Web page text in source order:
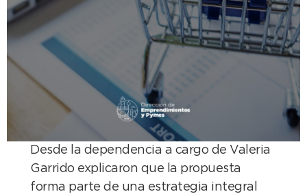
Desde la dependencia a cargo de Valeria
Garrido explicaron que la propuesta
forma parte de una estrategia integral